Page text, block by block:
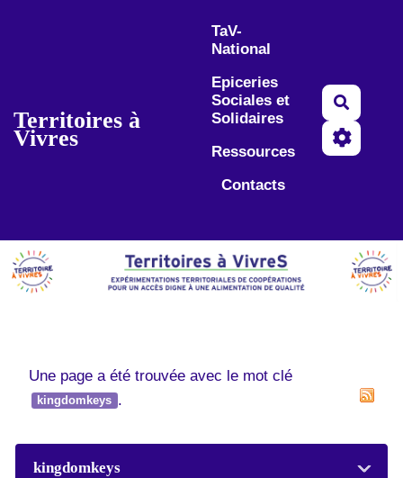
Territoires à
Vivres
TaV-
National
Epiceries
Sociales et
Solidaires
Ressources
Contacts
Une page a été trouvée avec le mot clé
kingdomkeys .
kingdomkeys